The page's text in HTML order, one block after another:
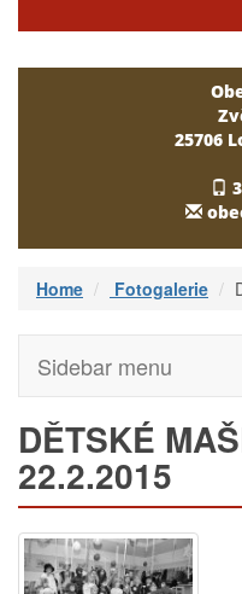
25706
Home Fotogalerie
Sidebar menu
DĚTSKÉ
22.2.2015